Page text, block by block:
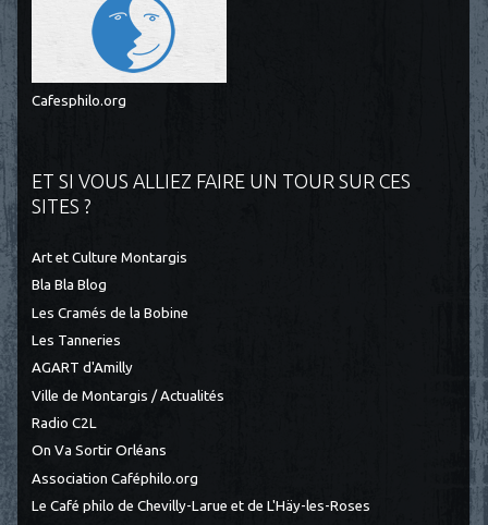
Cafesphilo.org
ET SI VOUS ALLIEZ FAIRE UN TOUR SUR CES
SITES ?
Art et Culture Montargis
Bla Bla Blog
Les Cramés de la Bobine
Les Tanneries
AGART d'Amilly
Ville de Montargis / Actualités
Radio C2L
On Va Sortir Orléans
Association Caféphilo.org
Le Café philo de Chevilly-Larue et de L'Häy-les-Roses